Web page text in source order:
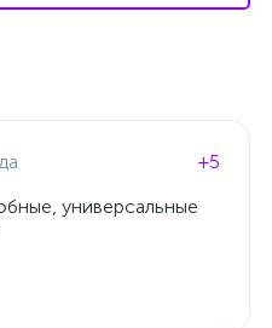
+5
универсальные